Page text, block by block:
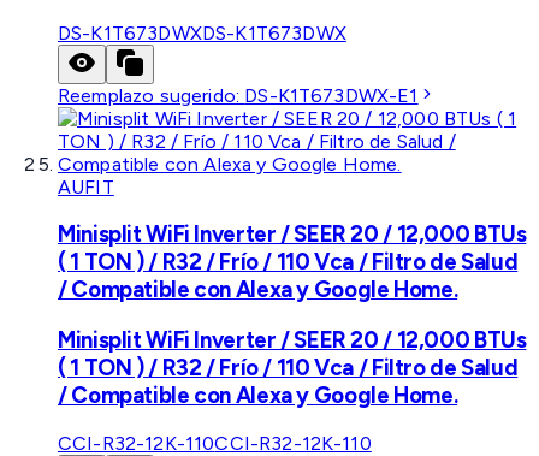
DS-K1T673DWXDS-K1T673DWX
Reemplazo sugerido: DS-K1T673DWX-E1
AUFIT
Minisplit WiFi Inverter / SEER 20 / 12,000 BTUs
( 1 TON ) / R32 / Frío / 110 Vca / Filtro de Salud
/ Compatible con Alexa y Google Home.
Minisplit WiFi Inverter / SEER 20 / 12,000 BTUs
( 1 TON ) / R32 / Frío / 110 Vca / Filtro de Salud
/ Compatible con Alexa y Google Home.
CCI-R32-12K-110CCI-R32-12K-110